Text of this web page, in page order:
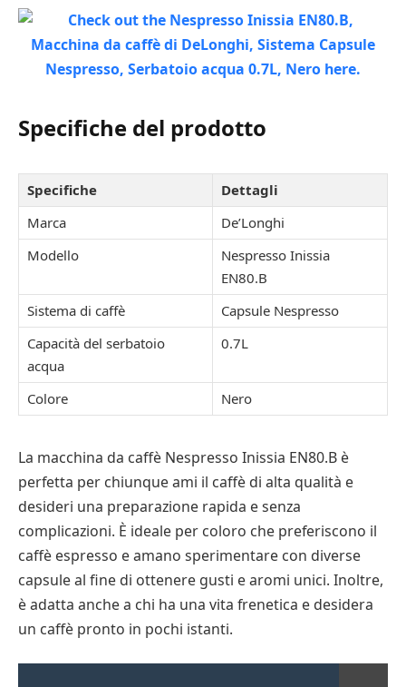
Specifiche del prodotto
Specifiche
Dettagli
Marca
De’Longhi
Modello
Nespresso Inissia
EN80.B
Sistema di caffè
Capsule Nespresso
Capacità del serbatoio
acqua
0.7L
Colore Nero
La macchina da caffè Nespresso Inissia EN80.B è
perfetta per chiunque ami il caffè di alta qualità e
desideri una preparazione rapida e senza
complicazioni. È ideale per coloro che preferiscono il
caffè espresso e amano sperimentare con diverse
capsule al fine di ottenere gusti e aromi unici. Inoltre,
è adatta anche a chi ha una vita frenetica e desidera
un caffè pronto in pochi istanti.